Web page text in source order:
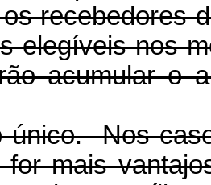
recebedores
elegíveis nos
acumular o
único. Nos
for mais